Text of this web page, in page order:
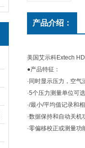
产品介绍：
美国艾示科Extech
●产品特征：
·同时显示压力，空气
·5个压力测量单位可选
·/最小/平均值记录和
·数据保持和自动关机
·零偏移校正或测量功